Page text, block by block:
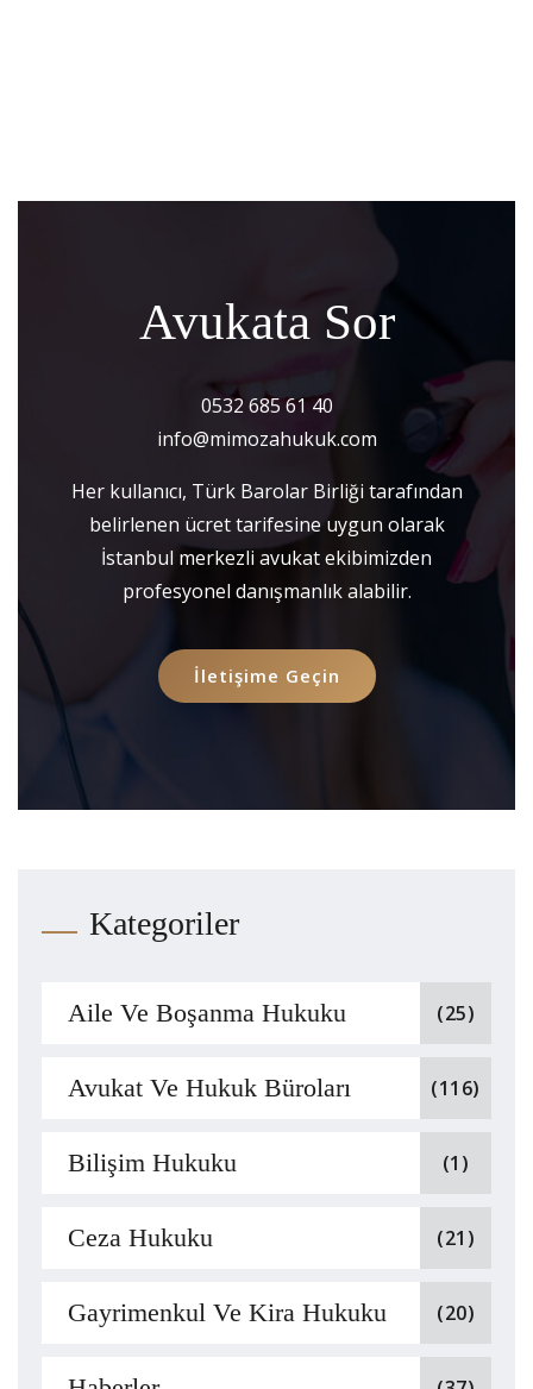
Avukata Sor
0532 685 61 40
info@mimozahukuk.com
Her kullanıcı, Türk Barolar Birliği tarafından
belirlenen ücret tarifesine uygun olarak
İstanbul merkezli avukat ekibimizden
profesyonel danışmanlık alabilir.
İletişime Geçin
Kategoriler
Aile Ve Boşanma Hukuku (25)
Avukat Ve Hukuk Büroları (116)
Bilişim Hukuku (1)
Ceza Hukuku (21)
Gayrimenkul Ve Kira Hukuku (20)